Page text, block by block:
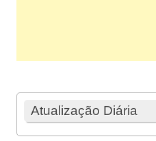
Atualização Diária